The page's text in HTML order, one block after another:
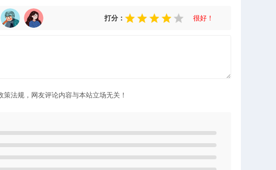
打分： 很好！
法规，网友评论内容与本站立场无关！